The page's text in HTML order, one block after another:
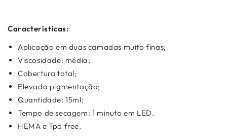
Características:
Aplicação em duas camadas muito finas;
Viscosidade: média;
Cobertura total;
Elevada pigmentação;
Quantidade: 15ml;
Tempo de secagem: 1 minuto em LED.
HEMA e Tpo free.